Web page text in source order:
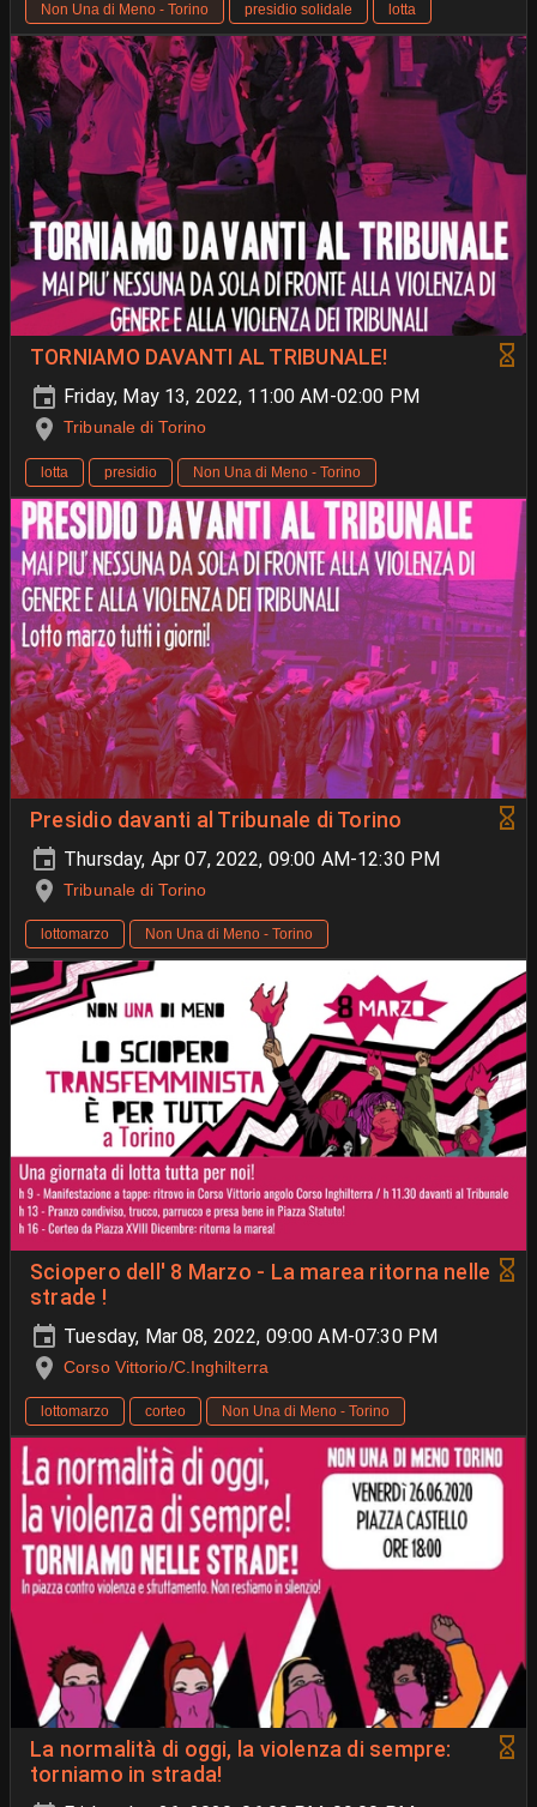
Non Una di Meno - Torino presidio solidale lotta
TORNIAMO DAVANTI AL TRIBUNALE!
Friday, May 13, 2022, 11:00 AM-02:00 PM
Tribunale di Torino
lotta presidio Non Una di Meno - Torino
Presidio davanti al Tribunale di Torino
Thursday, Apr 07, 2022, 09:00 AM-12:30 PM
Tribunale di Torino
lottomarzo Non Una di Meno - Torino
Sciopero dell' 8 Marzo - La marea ritorna nelle
strade !
Tuesday, Mar 08, 2022, 09:00 AM-07:30 PM
Corso Vittorio/C.Inghilterra
lottomarzo corteo Non Una di Meno - Torino
La normalità di oggi, la violenza di sempre:
torniamo in strada!